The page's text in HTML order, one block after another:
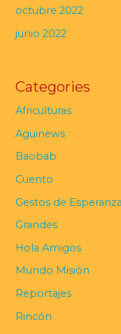
octubre 2022
junio 2022
Categories
Africulturas
Aguinews
Baobab
Cuento
Gestos de Esperanza
Grandes
Hola Amigos
Mundo Misión
Reportajes
Rincón